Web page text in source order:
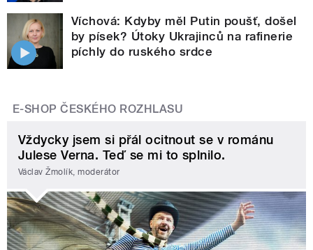
Víchová: Kdyby měl Putin poušť, došel
by písek? Útoky Ukrajinců na rafinerie
píchly do ruského srdce
E-SHOP ČESKÉHO ROZHLASU
Vždycky jsem si přál ocitnout se v románu
Julese Verna. Teď se mi to splnilo.
Václav Žmolík, moderátor